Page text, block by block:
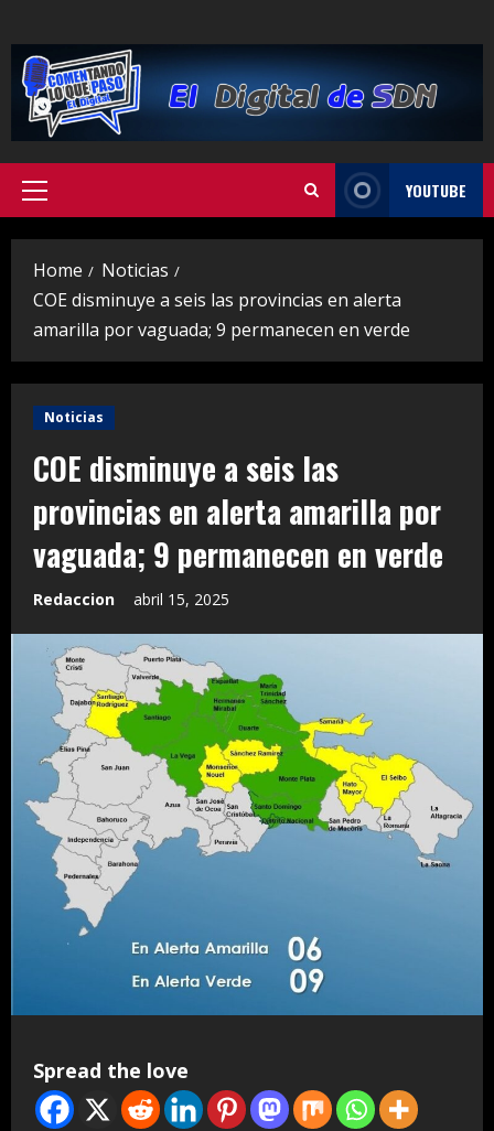
to
content
Primary
YOUTUBE
Home
Noticias
COE disminuye a seis las provincias en alerta
amarilla por vaguada; 9 permanecen en verde
Noticias
COE disminuye a seis las
provincias en alerta amarilla por
vaguada; 9 permanecen en verde
Redaccion abril 15, 2025
Spread the love